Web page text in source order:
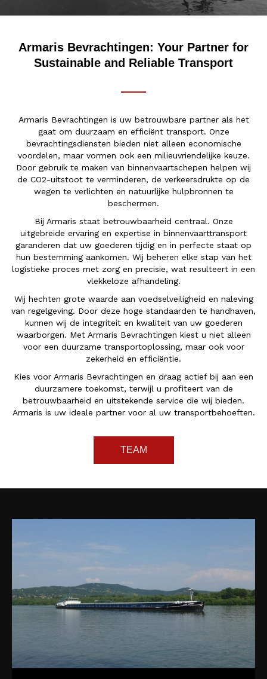
Armaris Bevrachtingen: Your Partner for
Sustainable and Reliable Transport
Armaris Bevrachtingen is uw betrouwbare partner als het
gaat om duurzaam en efficiënt transport. Onze
bevrachtingsdiensten bieden niet alleen economische
voordelen, maar vormen ook een milieuvriendelijke keuze.
Door gebruik te maken van binnenvaartschepen helpen wij
de CO2-uitstoot te verminderen, de verkeersdrukte op de
wegen te verlichten en natuurlijke hulpbronnen te
beschermen.
Bij Armaris staat betrouwbaarheid centraal. Onze
uitgebreide ervaring en expertise in binnenvaarttransport
garanderen dat uw goederen tijdig en in perfecte staat op
hun bestemming aankomen. Wij beheren elke stap van het
logistieke proces met zorg en precisie, wat resulteert in een
vlekkeloze afhandeling.
Wij hechten grote waarde aan voedselveiligheid en naleving
van regelgeving. Door deze hoge standaarden te handhaven,
kunnen wij de integriteit en kwaliteit van uw goederen
waarborgen. Met Armaris Bevrachtingen kiest u niet alleen
voor een duurzame transportoplossing, maar ook voor
zekerheid en efficiëntie.
Kies voor Armaris Bevrachtingen en draag actief bij aan een
duurzamere toekomst, terwijl u profiteert van de
betrouwbaarheid en uitstekende service die wij bieden.
Armaris is uw ideale partner voor al uw transportbehoeften.
TEAM